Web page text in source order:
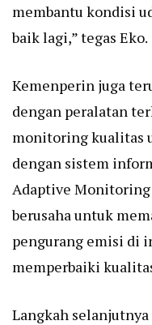
membantu kondisi
baik lagi,” tegas Eko.
Kemenperin juga
dengan peralatan
monitoring kualitas
dengan sistem
Adaptive Monitoring
berusaha untuk
pengurang emisi di
memperbaiki
Langkah